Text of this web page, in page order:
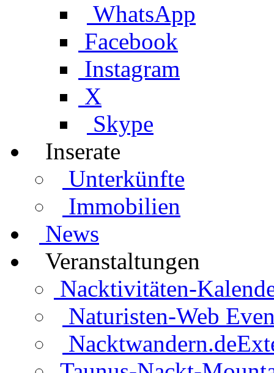
WhatsApp
Facebook
Instagram
X
Skype
Inserate
Unterkünfte
Immobilien
News
Veranstaltungen
Nacktivitäten-
Naturisten-Web
Nacktwandern.de